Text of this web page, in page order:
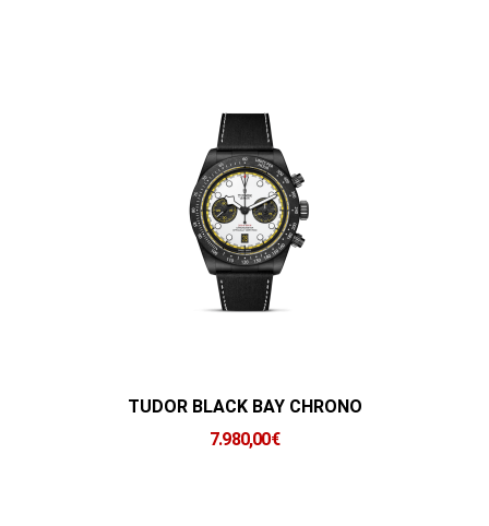
TUDOR BLACK BAY CHRONO
7.980,00€